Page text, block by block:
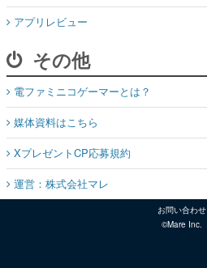
アプリレビュー
その他
電ファミニコゲーマーとは？
媒体資料はこちら
XプレゼントCP応募規約
運営：株式会社マレ
お問い合わせ
©Mare Inc.